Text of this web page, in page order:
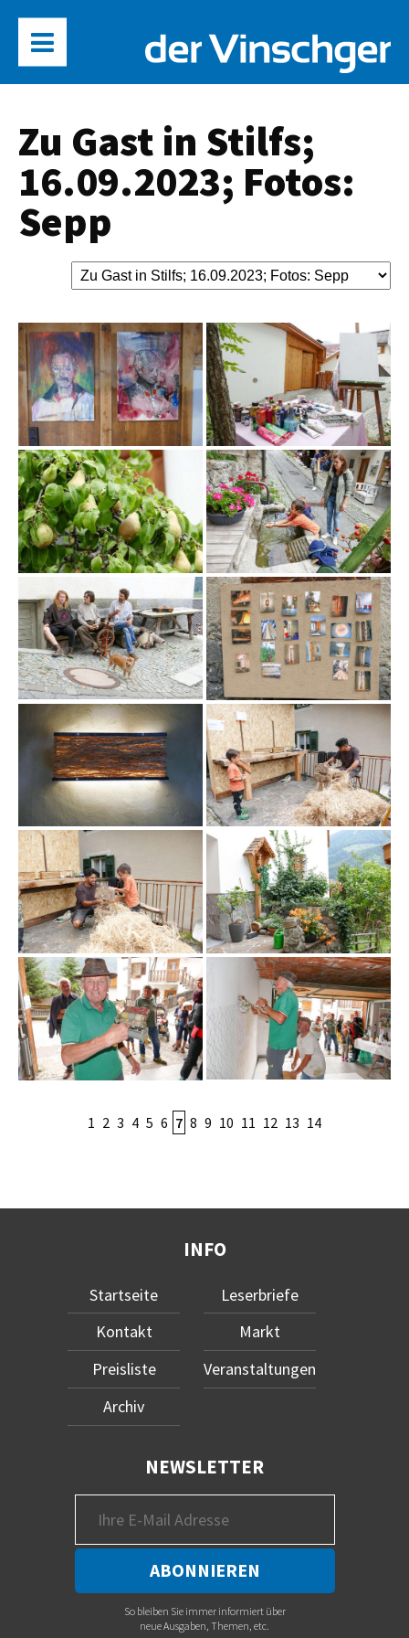
Zu Gast in Stilfs;
16.09.2023; Fotos:
Sepp
1 2 3 4 5 6 7 8 9 10 11 12 13 14
INFO
Startseite
Kontakt
Preisliste
Archiv
Leserbriefe
Markt
Veranstaltungen
NEWSLETTER
So bleiben Sie immer informiert über
neue Ausgaben, Themen, etc.